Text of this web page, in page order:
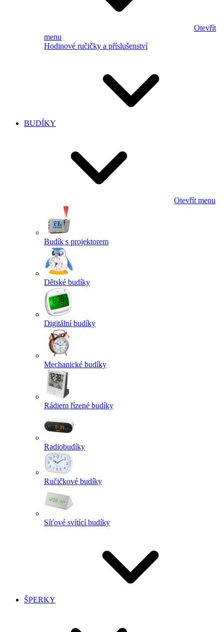
Otevřít
menu
Hodinové ručičky a příslušenství
BUDÍKY
Otevřít menu
Budík s projektorem
Dětské budíky
Digitální budíky
Mechanické budíky
Rádiem řízené budíky
Radiobudíky
Ručičkové budíky
Síťové svítící budíky
ŠPERKY